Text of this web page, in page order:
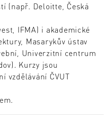
(např. Deloitte, Česká
IFMA) i akademické
Masarykův ústav
Univerzitní centrum
Kurzy jsou
vzdělávání ČVUT